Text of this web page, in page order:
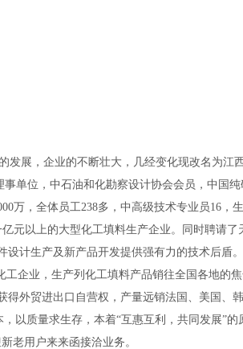
展，企业的不断壮大，几经变化现改名为江
单位，中石油和化勘察设计协会会员，中国
万，全体员工238多，中高级技术专业员16，
元以上的大型化工填料生产企业。同时聘请
计生产及新产品开发提供强有力的技术后盾
企业，生产列化工填料产品销往全国各地的
得外贸进出口自营权，产量远销法国、美国
质量求生存，本着“互惠互利，共同发展”的
老用户来来函接洽业务。